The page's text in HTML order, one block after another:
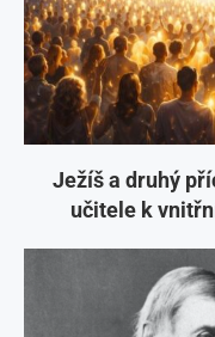
Ježíš a druhý
učitele k